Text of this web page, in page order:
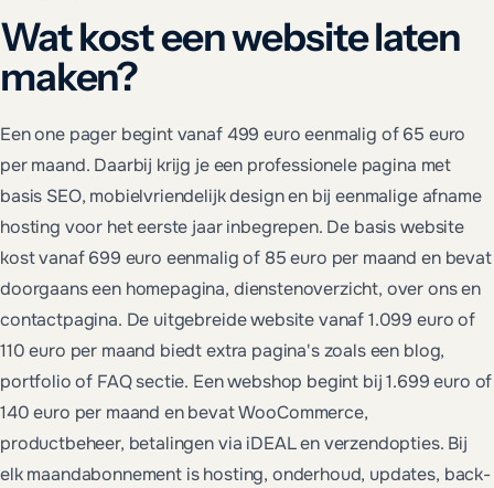
Wat kost een website laten
maken?
Een one pager begint vanaf 499 euro eenmalig of 65 euro
per maand. Daarbij krijg je een professionele pagina met
basis SEO, mobielvriendelijk design en bij eenmalige afname
hosting voor het eerste jaar inbegrepen. De basis website
kost vanaf 699 euro eenmalig of 85 euro per maand en bevat
doorgaans een homepagina, dienstenoverzicht, over ons en
contactpagina. De uitgebreide website vanaf 1.099 euro of
110 euro per maand biedt extra pagina's zoals een blog,
portfolio of FAQ sectie. Een webshop begint bij 1.699 euro of
140 euro per maand en bevat WooCommerce,
productbeheer, betalingen via iDEAL en verzendopties. Bij
elk maandabonnement is hosting, onderhoud, updates, back-